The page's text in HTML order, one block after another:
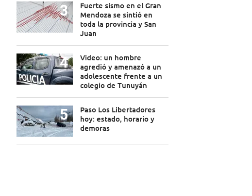
Fuerte sismo en el Gran
Mendoza se sintió en
toda la provincia y San
Juan
Video: un hombre
agredió y amenazó a un
adolescente frente a un
colegio de Tunuyán
Paso Los Libertadores
hoy: estado, horario y
demoras